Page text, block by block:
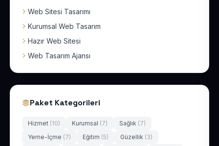
Web Sitesi Tasarımı
Kurumsal Web Tasarım
Hazır Web Sitesi
Web Tasarım Ajansı
Paket Kategorileri
Hizmet (10) Kurumsal (7) Sağlık (7)
Yeme-İçme (7) Eğitim (5) Güzellik (3)